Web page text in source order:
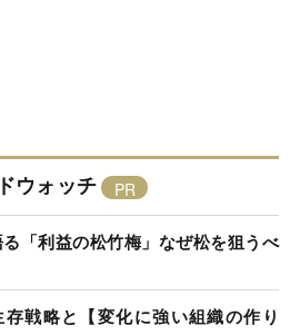
ウォッチ
「利益の松竹梅」なぜ松を狙うべ
戦略と【変化に強い組織の作り